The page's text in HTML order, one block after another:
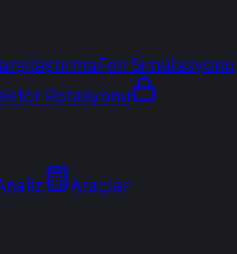
Fon Simülasyonu
Rotasyonu
Araçlar